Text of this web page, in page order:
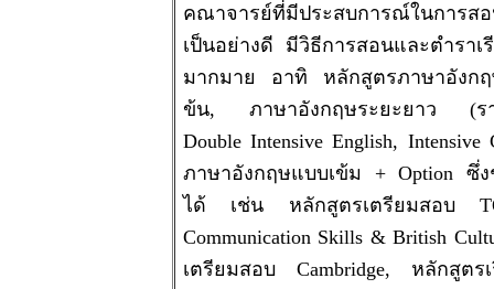
คณาจารย์ที่มีประสบการณ์ในการส
เป็นอย่างดี มีวิธีการสอนและตำรา
มากมาย อาทิ หลักสูตรภาษาอังก
ข้น, ภาษาอังกฤษระยะยาว (ราค
Double Intensive English,
ภาษาอังกฤษแบบเข้ม + Option ซึ่ง
ได้ เช่น หลักสูตรเตรียมสอบ
Communication Skills & British
เตรียมสอบ Cambridge, หลักสูต